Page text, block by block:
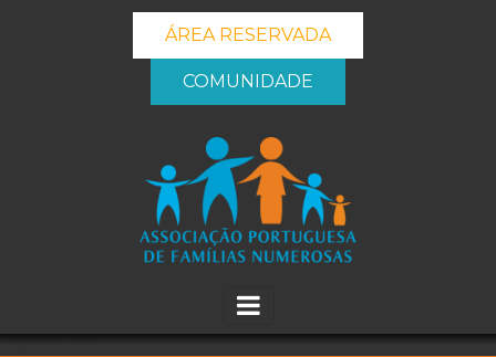
ÁREA RESERVADA
COMUNIDADE
_banner_me_